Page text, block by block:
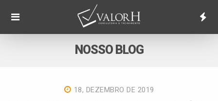
NOSSO BLOG
18, DEZEMBRO DE 2019